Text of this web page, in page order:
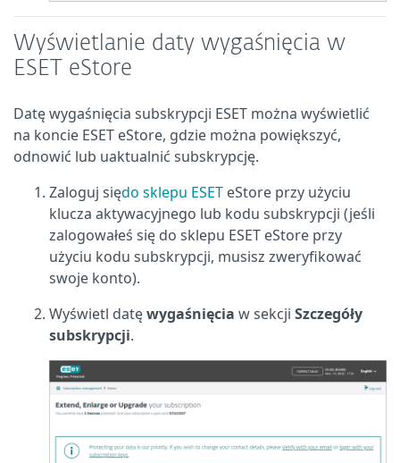
Wyświetlanie daty wygaśnięcia w
ESET eStore
Datę wygaśnięcia subskrypcji ESET można wyświetlić
na koncie ESET eStore, gdzie można powiększyć,
odnowić lub uaktualnić subskrypcję.
Zaloguj siędo sklepu ESET eStore przy użyciu
klucza aktywacyjnego lub kodu subskrypcji (jeśli
zalogowałeś się do sklepu ESET eStore przy
użyciu kodu subskrypcji, musisz zweryfikować
swoje konto).
Wyświetl datęwygaśnięcia w sekcji Szczegóły
subskrypcji.